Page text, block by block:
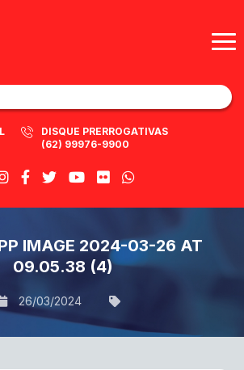
DISQUE PRERROGATIVAS
(62) 99976-9900
IMAGE 2024-03-26 AT
09.05.38 (4)
26/03/2024